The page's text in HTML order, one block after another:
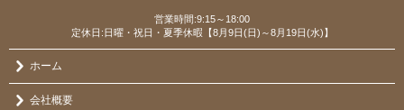
営業時間:9:15～18:00
定休日:日曜・祝日・夏季休暇【8月9日(日)～8月19日(水)】
ホーム
会社概要